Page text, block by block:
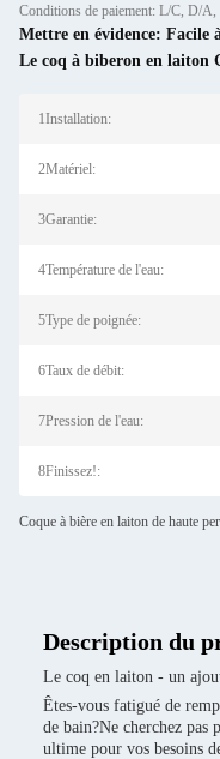
Conditions de paiement: L/C, D/
Mettre en évidence: Facile
Le coq à biberon en laiton
1Installation:
2Matériel:
3Garantie:
4Température de l'eau:
5Type de poignée:
6Taux de débit:
7Pression de l'eau:
8Finissez!:
Coque à bière en laiton de haute
Description du
Le coq en laiton - un
Êtes-vous fatigué de
de bain?Ne cherchez
ultime pour vos besoins